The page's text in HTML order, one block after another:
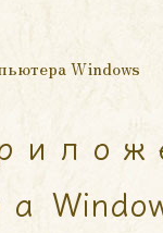
Windows